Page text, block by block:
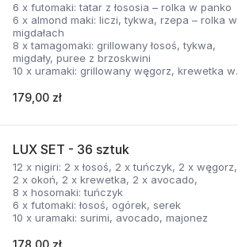
6 x futomaki: tatar z łososia – rolka w panko
6 x almond maki: liczi, tykwa, rzepa – rolka w
migdałach
8 x tamagomaki: grillowany łosoś, tykwa,
migdały, puree z brzoskwini
10 x uramaki: grillowany węgorz, krewetka w
10 x uramaki: krewetka w panko, avocado, filo
179,00 zł
LUX SET - 36 sztuk
12 x nigiri: 2 x łosoś, 2 x tuńczyk, 2 x węgorz,
2 x okoń, 2 x krewetka, 2 x avocado,
8 x hosomaki: tuńczyk
6 x futomaki: łosoś, ogórek, serek
10 x uramaki: surimi, avocado, majonez
178,00 zł